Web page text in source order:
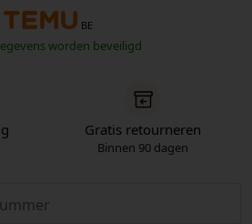
BE
worden beveiligd
Gratis retourneren
Binnen 90 dagen